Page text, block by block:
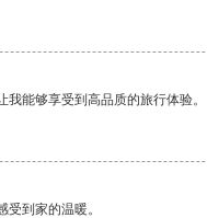
能够享受到高品质的旅行体验。
到家的温暖。